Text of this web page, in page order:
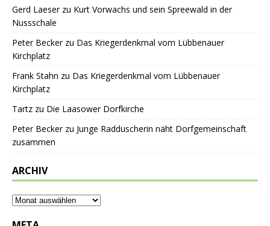
Gerd Laeserzu Kurt Vorwachs und sein Spreewald in der
Nussschale
Peter Beckerzu Das Kriegerdenkmal vom Lübbenauer
Kirchplatz
Frank Stahn zu Das Kriegerdenkmal vom Lübbenauer
Kirchplatz
Tartz zu Die Laasower Dorfkirche
Peter Beckerzu Junge Radduscherin näht Dorfgemeinschaft
zusammen
ARCHIV